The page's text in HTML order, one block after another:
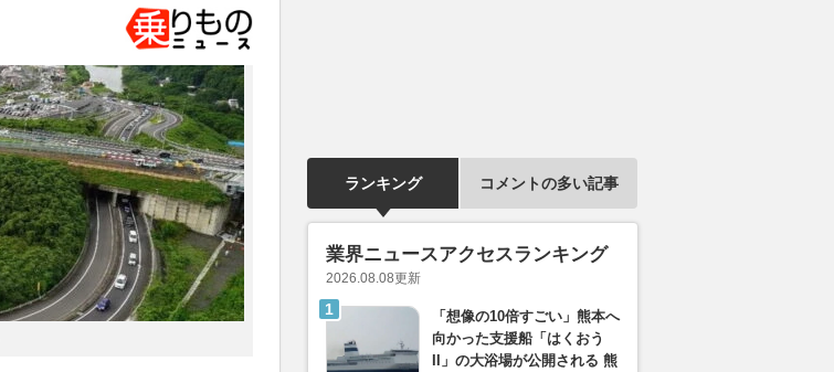
ランキング コメントの多い記事
業界ニュースアクセスランキング
2026.08.08更新
「想像の10倍すごい」熊本へ
向かった支援船「はくおう
II」の大浴場が公開される 熊